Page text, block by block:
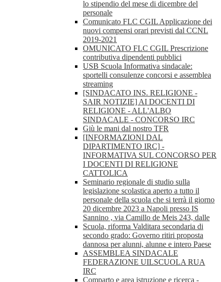
lo stipendio del mese di dicembre del
personale
Comunicato FLC CGIL Applicazione dei
nuovi compensi orari previsti dal CCNL
2019-2021
OMUNICATO FLC CGIL Prescrizione
contributiva dipendenti pubblici
USB Scuola Informativa sindacale:
sportelli consulenze concorsi e assemblea
streaming
[SINDACATO INS. RELIGIONE -
SAIR NOTIZIE] AI DOCENTI DI
RELIGIONE - ALL'ALBO
SINDACALE - CONCORSO IRC
Giù le mani dal nostro TFR
[INFORMAZIONI DAL
DIPARTIMENTO IRC] -
INFORMATIVA SUL CONCORSO PER
I DOCENTI DI RELIGIONE
CATTOLICA
Seminario regionale di studio sulla
legislazione scolastica aperto a tutto il
personale della scuola che si terrà il giorno
20 dicembre 2023 a Napoli presso IS
Sannino , via Camillo de Meis 243, dalle
Scuola, riforma Valditara secondaria di
secondo grado: Governo ritiri proposta
dannosa per alunni, alunne e intero Paese
ASSEMBLEA SINDACALE
FEDERAZIONE UILSCUOLA RUA
IRC
Comparto e area istruzione e ricerca -